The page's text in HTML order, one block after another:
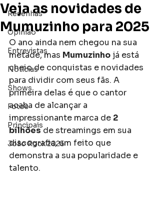
Resenhas
Opinião
Entrevistas
Notícias
Shows
Fotos
Principais
João Rock 2025
Veja as novidades de
Mumuzinho para 2025
O ano ainda nem chegou na sua
metade, mas Mumuzinho já está
cheio de conquistas e novidades
para dividir com seus fãs. A
primeira delas é que o cantor
acaba de alcançar a
impressionante marca de 2
bilhões de streamings em sua
discografia, um feito que
demonstra a sua popularidade e
talento.